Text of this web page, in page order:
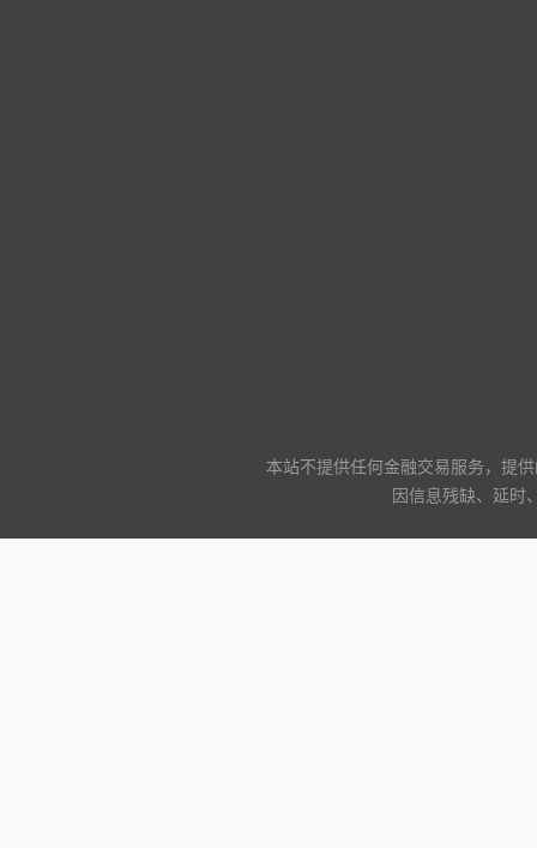
本站不提供任何金融交易服务，提
因信息残缺、延时